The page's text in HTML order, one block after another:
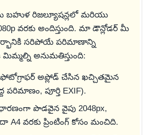
బహుళ రిజల్యూషన్లలో మరియు
వరకు అందిస్తుంది. మా డౌన్లోడర్ మీ
సరిపోయే పరిమాణాన్ని
అనుమతిస్తుంది:
అప్లోడ్ చేసిన ఖచ్చితమైన
పరిమాణం, పూర్తి EXIF).
పొడవైన వైపు 2048px,
A4 వరకు ప్రింటింగ్ కోసం మంచిది.